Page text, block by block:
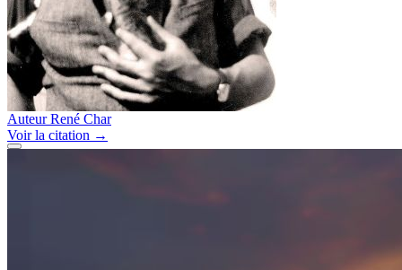
Auteur René Char
Voirla citation →